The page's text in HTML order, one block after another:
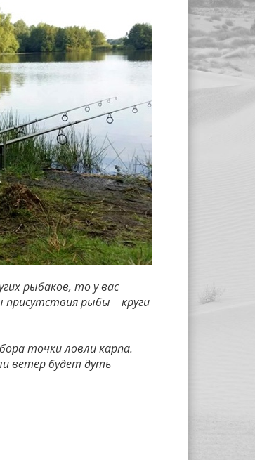
рыбаков, то у вас
присутствия рыбы – круги
точки ловли карпа.
ветер будет дуть